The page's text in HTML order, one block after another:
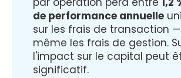
de performance annuelle
sur les frais de transaction
même les frais de gestion.
l'impact sur le capital peut
significatif.